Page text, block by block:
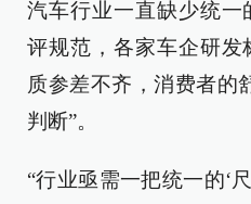
汽车行业一直缺少统一
评规范，各家车企研发
质参差不齐，消费者的
判断”。
“行业亟需一把统一的‘